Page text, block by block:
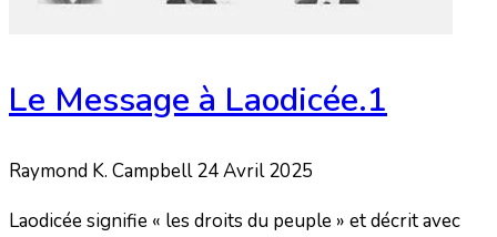
Le Message à Laodicée.1
Raymond K. Campbell 24 Avril 2025
Laodicée signifie « les droits du peuple » et décrit avec